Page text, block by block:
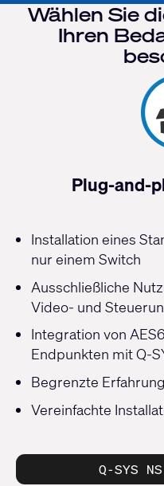
Wählen Sie
Ihren
Plug-and-
Installation eines
nur einem Switch
Ausschließliche
Video- und
Integration von
Endpunkten mit Q-
Begrenzte
Vereinfachte
Q-SYS